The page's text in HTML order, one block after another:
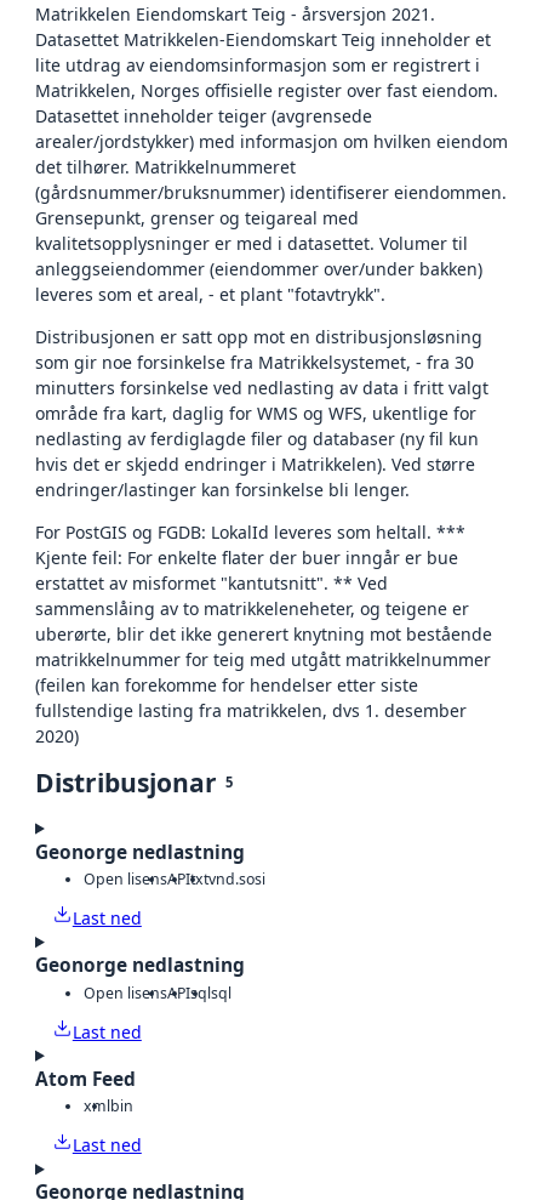
Matrikkelen Eiendomskart Teig - årsversjon 2021.
Datasettet Matrikkelen-Eiendomskart Teig inneholder et
lite utdrag av eiendomsinformasjon som er registrert i
Matrikkelen, Norges offisielle register over fast eiendom.
Datasettet inneholder teiger (avgrensede
arealer/jordstykker) med informasjon om hvilken eiendom
det tilhører. Matrikkelnummeret
(gårdsnummer/bruksnummer) identifiserer eiendommen.
Grensepunkt, grenser og teigareal med
kvalitetsopplysninger er med i datasettet. Volumer til
anleggseiendommer (eiendommer over/under bakken)
leveres som et areal, - et plant "fotavtrykk".
Distribusjonen er satt opp mot en distribusjonsløsning
som gir noe forsinkelse fra Matrikkelsystemet, - fra 30
minutters forsinkelse ved nedlasting av data i fritt valgt
område fra kart, daglig for WMS og WFS, ukentlige for
nedlasting av ferdiglagde filer og databaser (ny fil kun
hvis det er skjedd endringer i Matrikkelen). Ved større
endringer/lastinger kan forsinkelse bli lenger.
For PostGIS og FGDB: LokalId leveres som heltall. ***
Kjente feil: For enkelte flater der buer inngår er bue
erstattet av misformet "kantutsnitt". ** Ved
sammenslåing av to matrikkeleneheter, og teigene er
uberørte, blir det ikke generert knytning mot bestående
matrikkelnummer for teig med utgått matrikkelnummer
(feilen kan forekomme for hendelser etter siste
fullstendige lasting fra matrikkelen, dvs 1. desember
2020)
Distribusjonar 5
Geonorge nedlastning
Open lisensAPItxtvnd.sosi
Last ned
Geonorge nedlastning
Open lisensAPIsqlsql
Last ned
Atom Feed
xmlbin
Last ned
Geonorge nedlastning